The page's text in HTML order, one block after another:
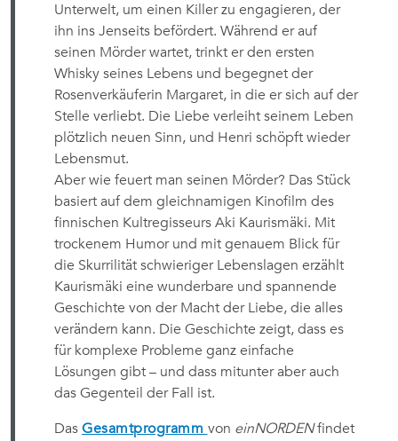
Unterwelt, um einen Killer zu engagieren, der
ihn ins Jenseits befördert. Während er auf
seinen Mörder wartet, trinkt er den ersten
Whisky seines Lebens und begegnet der
Rosenverkäuferin Margaret, in die er sich auf der
Stelle verliebt. Die Liebe verleiht seinem Leben
plötzlich neuen Sinn, und Henri schöpft wieder
Lebensmut.
Aber wie feuert man seinen Mörder? Das Stück
basiert auf dem gleichnamigen Kinofilm des
finnischen Kultregisseurs Aki Kaurismäki. Mit
trockenem Humor und mit genauem Blick für
die Skurrilität schwieriger Lebenslagen erzählt
Kaurismäki eine wunderbare und spannende
Geschichte von der Macht der Liebe, die alles
verändern kann. Die Geschichte zeigt, dass es
für komplexe Probleme ganz einfache
Lösungen gibt – und dass mitunter aber auch
das Gegenteil der Fall ist.
Das Gesamtprogramm von einNORDENfindet